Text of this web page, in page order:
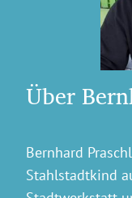
Über
Bernhard
Stahlstadtkind